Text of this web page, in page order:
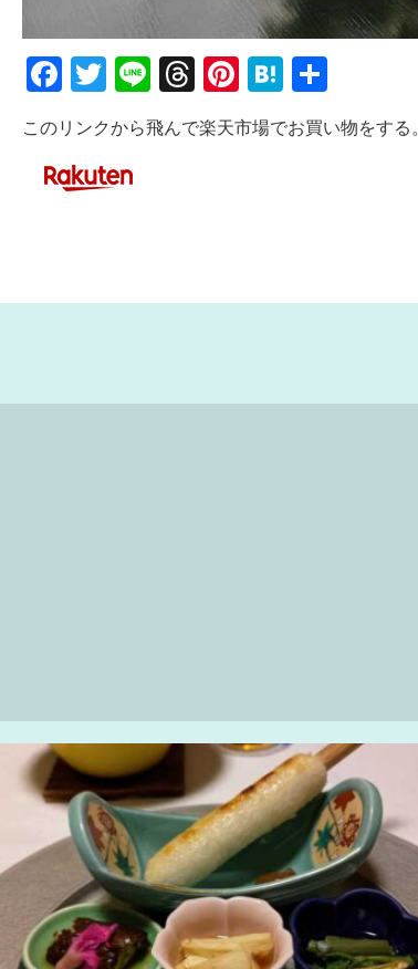
Facebook
Twitter
LineThreads
Pinterest
Hatena
有
このリンクから飛んで楽天市場でお買い物をする。